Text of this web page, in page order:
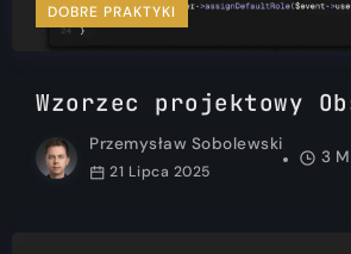
DOBRE PRAKTYKI
Wzorzec projektowy
Przemysław Sobolewski
21 Lipca 2025
3